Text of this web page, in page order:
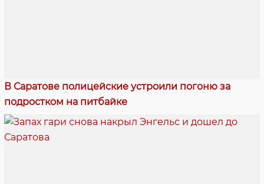
В Саратове полицейские устроили погоню за
подростком на питбайке